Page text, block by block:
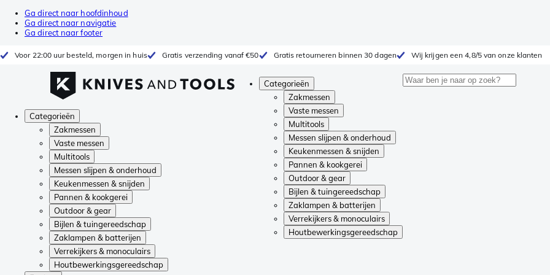
Ga direct naar hoofdinhoud
Ga direct naar navigatie
Ga direct naar footer
Voor 22:00 uur besteld, morgen in huis Gratis verzending vanaf €50 Gratis retourneren binnen 30 dagen Wij krijgen een 4,8/5 van onze klanten
Categorieën
Zakmessen
Vaste messen
Multitools
Messen slijpen & onderhoud
Keukenmessen & snijden
Pannen & kookgerei
Outdoor & gear
Bijlen & tuingereedschap
Zaklampen & batterijen
Verrekijkers & monoculairs
Houtbewerkingsgereedschap
Categorieën
Zakmessen
Vaste messen
Multitools
Messen slijpen & onderhoud
Keukenmessen & snijden
Pannen & kookgerei
Outdoor & gear
Bijlen & tuingereedschap
Zaklampen & batterijen
Verrekijkers & monoculairs
Houtbewerkingsgereedschap